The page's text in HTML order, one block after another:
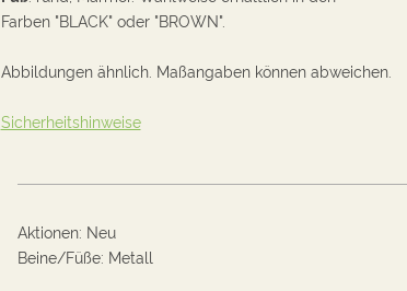
Farben"BLACK" oder "BROWN".
Abbildungen ähnlich. Maßangaben können abweichen.
Sicherheitshinweise
Aktionen: Neu
Beine/Füße: Metall